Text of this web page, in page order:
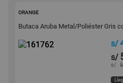
ORANGE
Butaca Aruba Metal/Poliéster Gris
s/
s/
s/